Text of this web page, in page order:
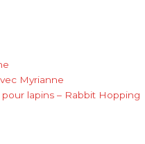
Myrianne
lapins – Rabbit Hopping